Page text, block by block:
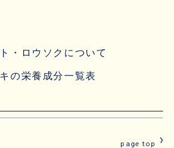
・ロウソクについて
の栄養成分一覧表
page top